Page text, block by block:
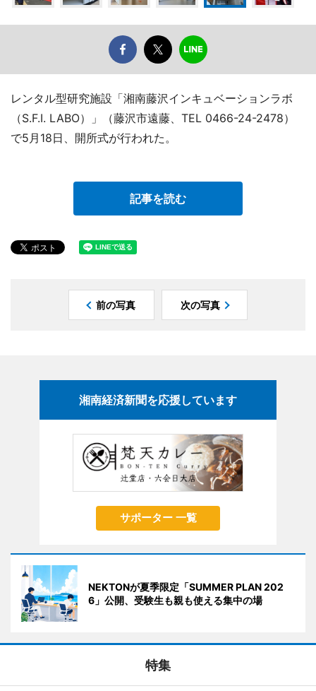
レンタル型研究施設「湘南藤沢インキュベーションラボ
（S.F.I. LABO）」（藤沢市遠藤、TEL 0466-24-2478）
で5月18日、開所式が行われた。
記事を読む
前の写真 次の写真
湘南経済新聞を応援しています
サポーター 一覧
NEKTONが夏季限定「SUMMER PLAN 202
6」公開、受験生も親も使える集中の場
特集